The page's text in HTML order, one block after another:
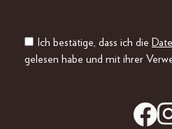
Ich bestätige, dass ich die
gelesen habe und mit ihrer